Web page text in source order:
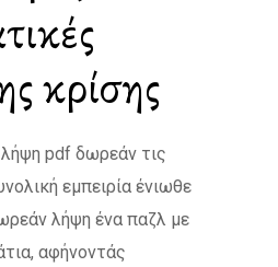
κρίσης
λήψη pdf δωρεάν τις
εμπειρία ένιωθε
λήψη ένα παζλ με
αφήνοντάς